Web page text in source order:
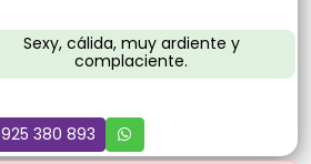
Sexy, cálida, muy ardiente y
complaciente.
925 380 893